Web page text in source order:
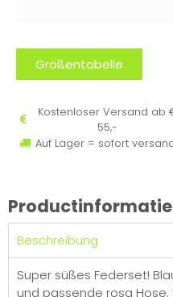
Größentabelle
Kostenloser Versand ab
55,-
Auf Lager = sofort
Productinformatie
Beschreibung
Super süßes Federset!
und passende rosa